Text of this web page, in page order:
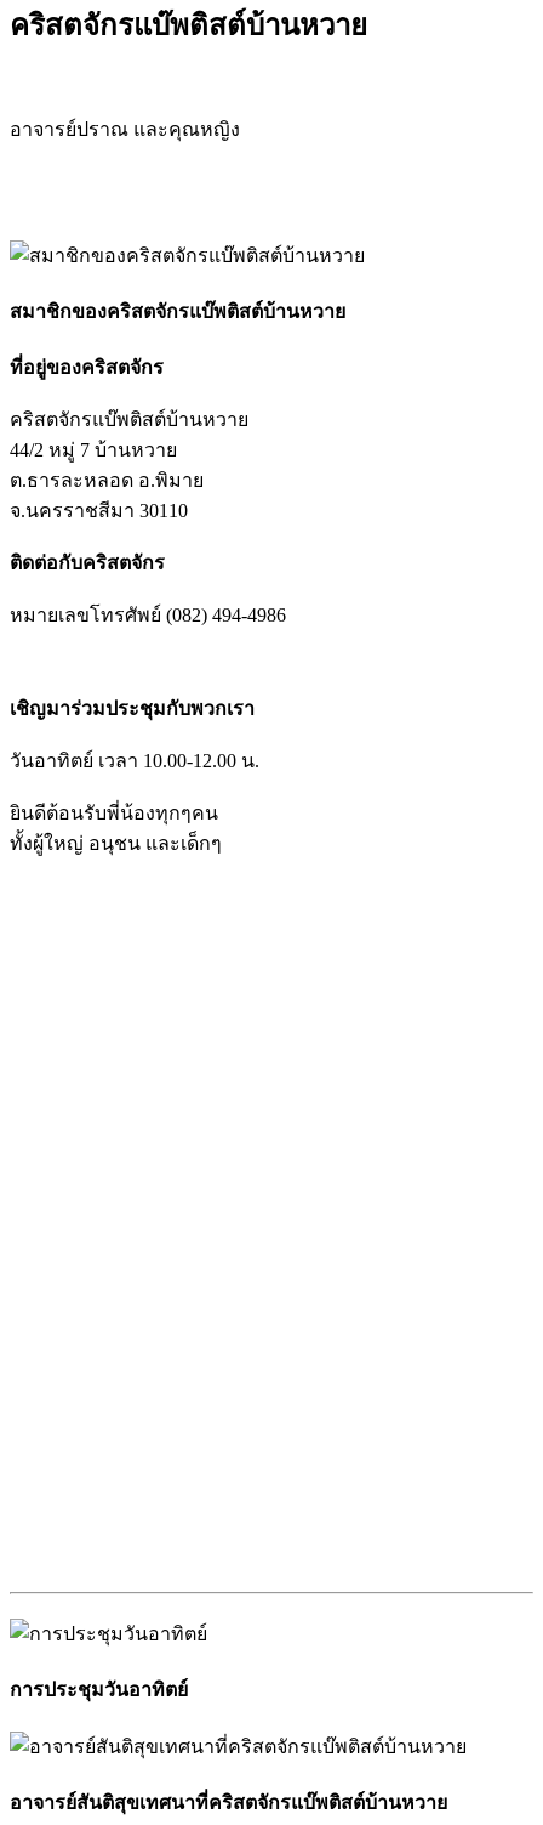
คริสตจักรแบ๊พติสต์บ้านหวาย
อาจารย์ปราณ และคุณหญิง
สมาชิกของคริสตจักรแบ๊พติสต์บ้านหวาย
ที่อยู่ของคริสตจักร
คริสตจักรแบ๊พติสต์บ้านหวาย
44/2 หมู่ 7 บ้านหวาย
ต.ธารละหลอด อ.พิมาย
จ.นครราชสีมา 30110
ติดต่อกับคริสตจักร
หมายเลขโทรศัพย์ (082) 494-4986
เชิญมาร่วมประชุมกับพวกเรา
วันอาทิตย์ เวลา 10.00-12.00 น.
ยินดีต้อนรับพี่น้องทุกๆคน
ทั้งผู้ใหญ่ อนุชน และเด็กๆ
การประชุมวันอาทิตย์
อาจารย์สันติสุขเทศนาที่คริสตจักรแบ๊พติสต์บ้านหวาย